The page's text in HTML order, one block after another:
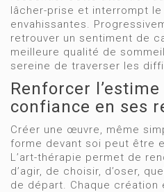
lâcher-prise et interrompt
envahissantes.
retrouver un sentiment de
meilleure qualité de
sereine de traverser les
Renforcer
confiance en ses
Créer une œuvre, même
forme devant soi peut être
L’art-thérapie permet de
d’agir, de choisir, d’oser,
de départ. Chaque création